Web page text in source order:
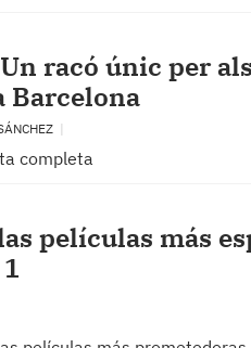
racó únic per
Barcelona
completa
películas más